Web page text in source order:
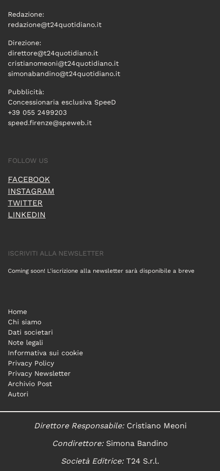
Redazione:
redazione@t24quotidiano.it
Direzione:
direttore@t24quotidiano.it
cristianomeoni@t24quotidiano.it
simonabandino@t24quotidiano.it
Pubblicità:
Concessionaria esclusiva SpeeD
+39 055 2499203
speed.firenze@speweb.it
FOLLOW US
FACEBOOK
INSTAGRAM
TWITTER
LINKEDIN
ISCRIVITI ALLA NEWSLETTER
Coming soon! L'iscrizione alla newsletter sarà disponibile a breve
Home
Chi siamo
Dati societari
Note legali
Informativa sui cookie
Privacy Policy
Privacy Newsletter
Archivio Post
Autori
Direttore Responsabile:Cristiano Meoni
Condirettore:Simona Bandino
Società Editrice:T24 S.r.l.